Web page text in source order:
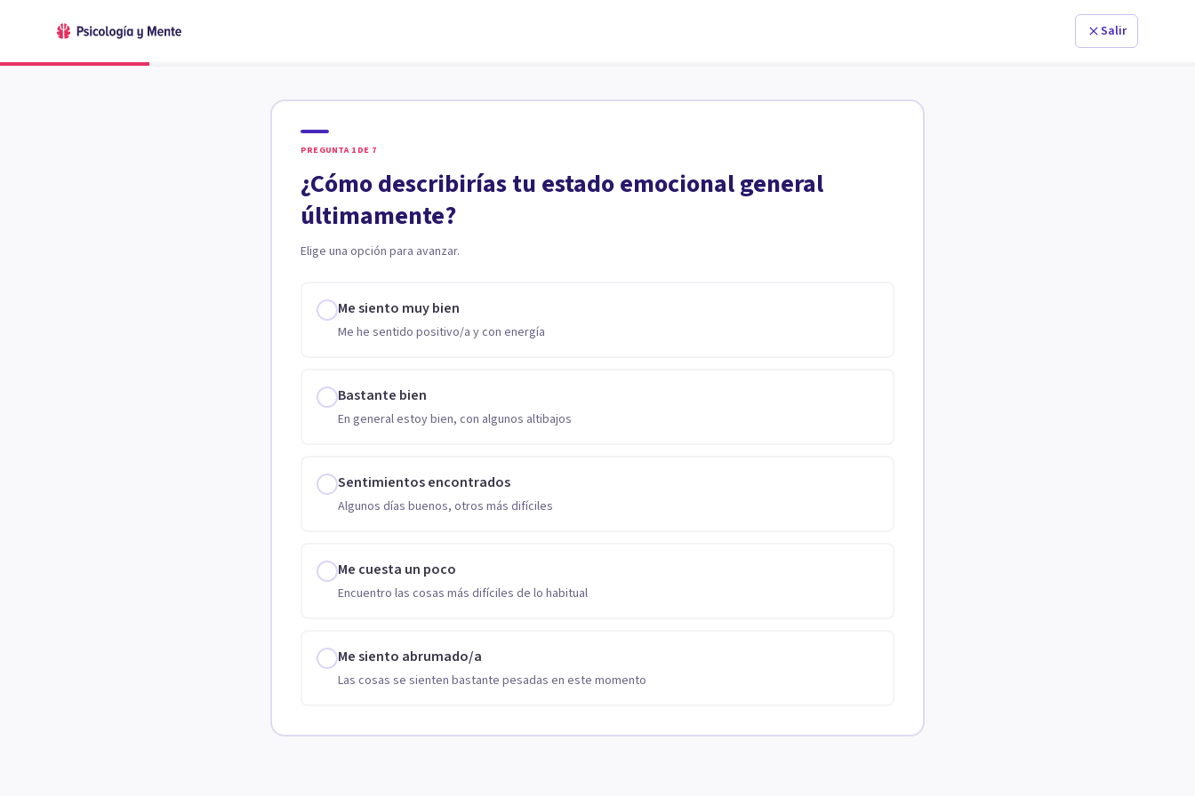
Salir
PREGUNTA 1 DE 7
¿Cómo describirías tu estado emocional general
últimamente?
Elige una opción para avanzar.
Me siento muy bien
Me he sentido positivo/a y con energía
Bastante bien
En general estoy bien, con algunos altibajos
Sentimientos encontrados
Algunos días buenos, otros más difíciles
Me cuesta un poco
Encuentro las cosas más difíciles de lo habitual
Me siento abrumado/a
Las cosas se sienten bastante pesadas en este momento